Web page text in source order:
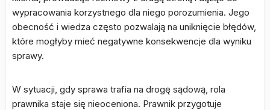
wypracowania korzystnego dla niego porozumienia. Jego
obecność i wiedza często pozwalają na uniknięcie błędów,
które mogłyby mieć negatywne konsekwencje dla wyniku
sprawy.
W sytuacji, gdy sprawa trafia na drogę sądową, rola
prawnika staje się nieoceniona. Prawnik przygotuje